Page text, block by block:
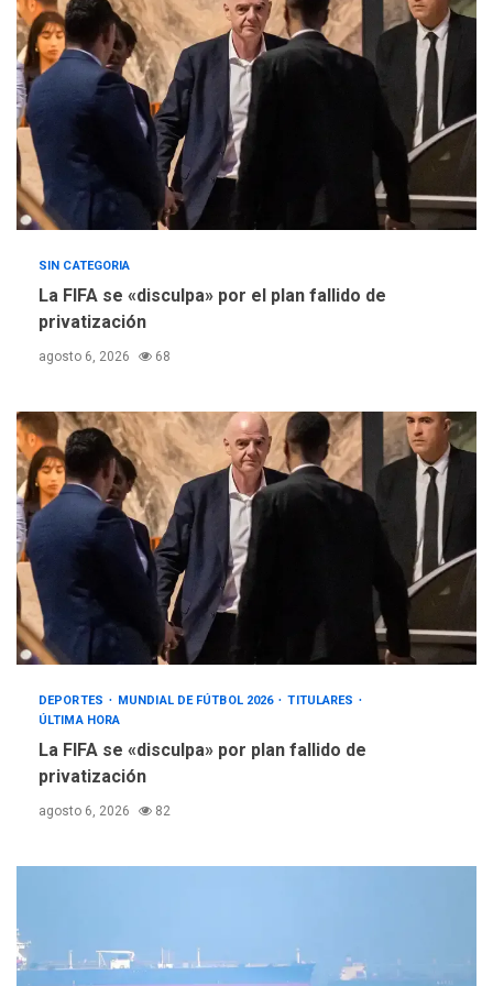
5
Mariño respalda a Cámara
de Comercio para reforma
de Ley de Puerto Libre
SIN CATEGORIA
La FIFA se «disculpa» por el plan fallido de
privatización
agosto 6, 2026 68
DEPORTES MUNDIAL DE FÚTBOL 2026
TITULARES
ÚLTIMA HORA
La FIFA se «disculpa» por plan fallido de
privatización
agosto 6, 2026 82